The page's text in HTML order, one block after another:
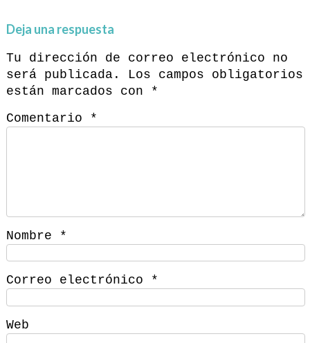
Deja una respuesta
Tu dirección de correo electrónico no
será publicada.
Los campos obligatorios
están marcados con
*
Comentario
*
Nombre *
Correo electrónico *
Web